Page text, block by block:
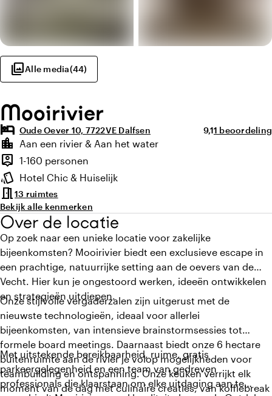
photo_libraryAlle media(44)
Mooirivier
hotel Oude Oever 10, 7722VE Dalfsen Gemiddelde
9,1Aantal
1 beoordeling
Highlights
location_city
Locatie en omgeving
Aan een rivier & Aan het water
person_pin
Capaciteit
1-160 personen
style
Sfeer en uitstraling
Hotel Chic & Huiselijk
meeting_room13 ruimtes
Bekijk alle kenmerken
Over de locatie
Op zoek naar een unieke locatie voor zakelijke
bijeenkomsten? Mooirivier biedt een exclusieve escape in
een prachtige, natuurrijke setting aan de oevers van de
Vecht. Hier kun je ongestoord werken, ideeën ontwikkelen
en strategieën uitdiepen.
Onze stijlvolle vergaderzalen zijn uitgerust met de
nieuwste technologieën, ideaal voor allerlei
bijeenkomsten, van intensieve brainstormsessies tot
formele board meetings. Daarnaast biedt onze 6 hectare
buitenruimte aan de rivier je volop mogelijkheden voor
teambuilding en ontspanning. Onze keuken verrijkt elk
moment van de dag met culinaire creaties, van koffiebreak
Met uitstekende bereikbaarheid, ruime, gratis
parkeergelegenheid en een team van gedreven
professionals die klaarstaan om elke uitdaging aan te